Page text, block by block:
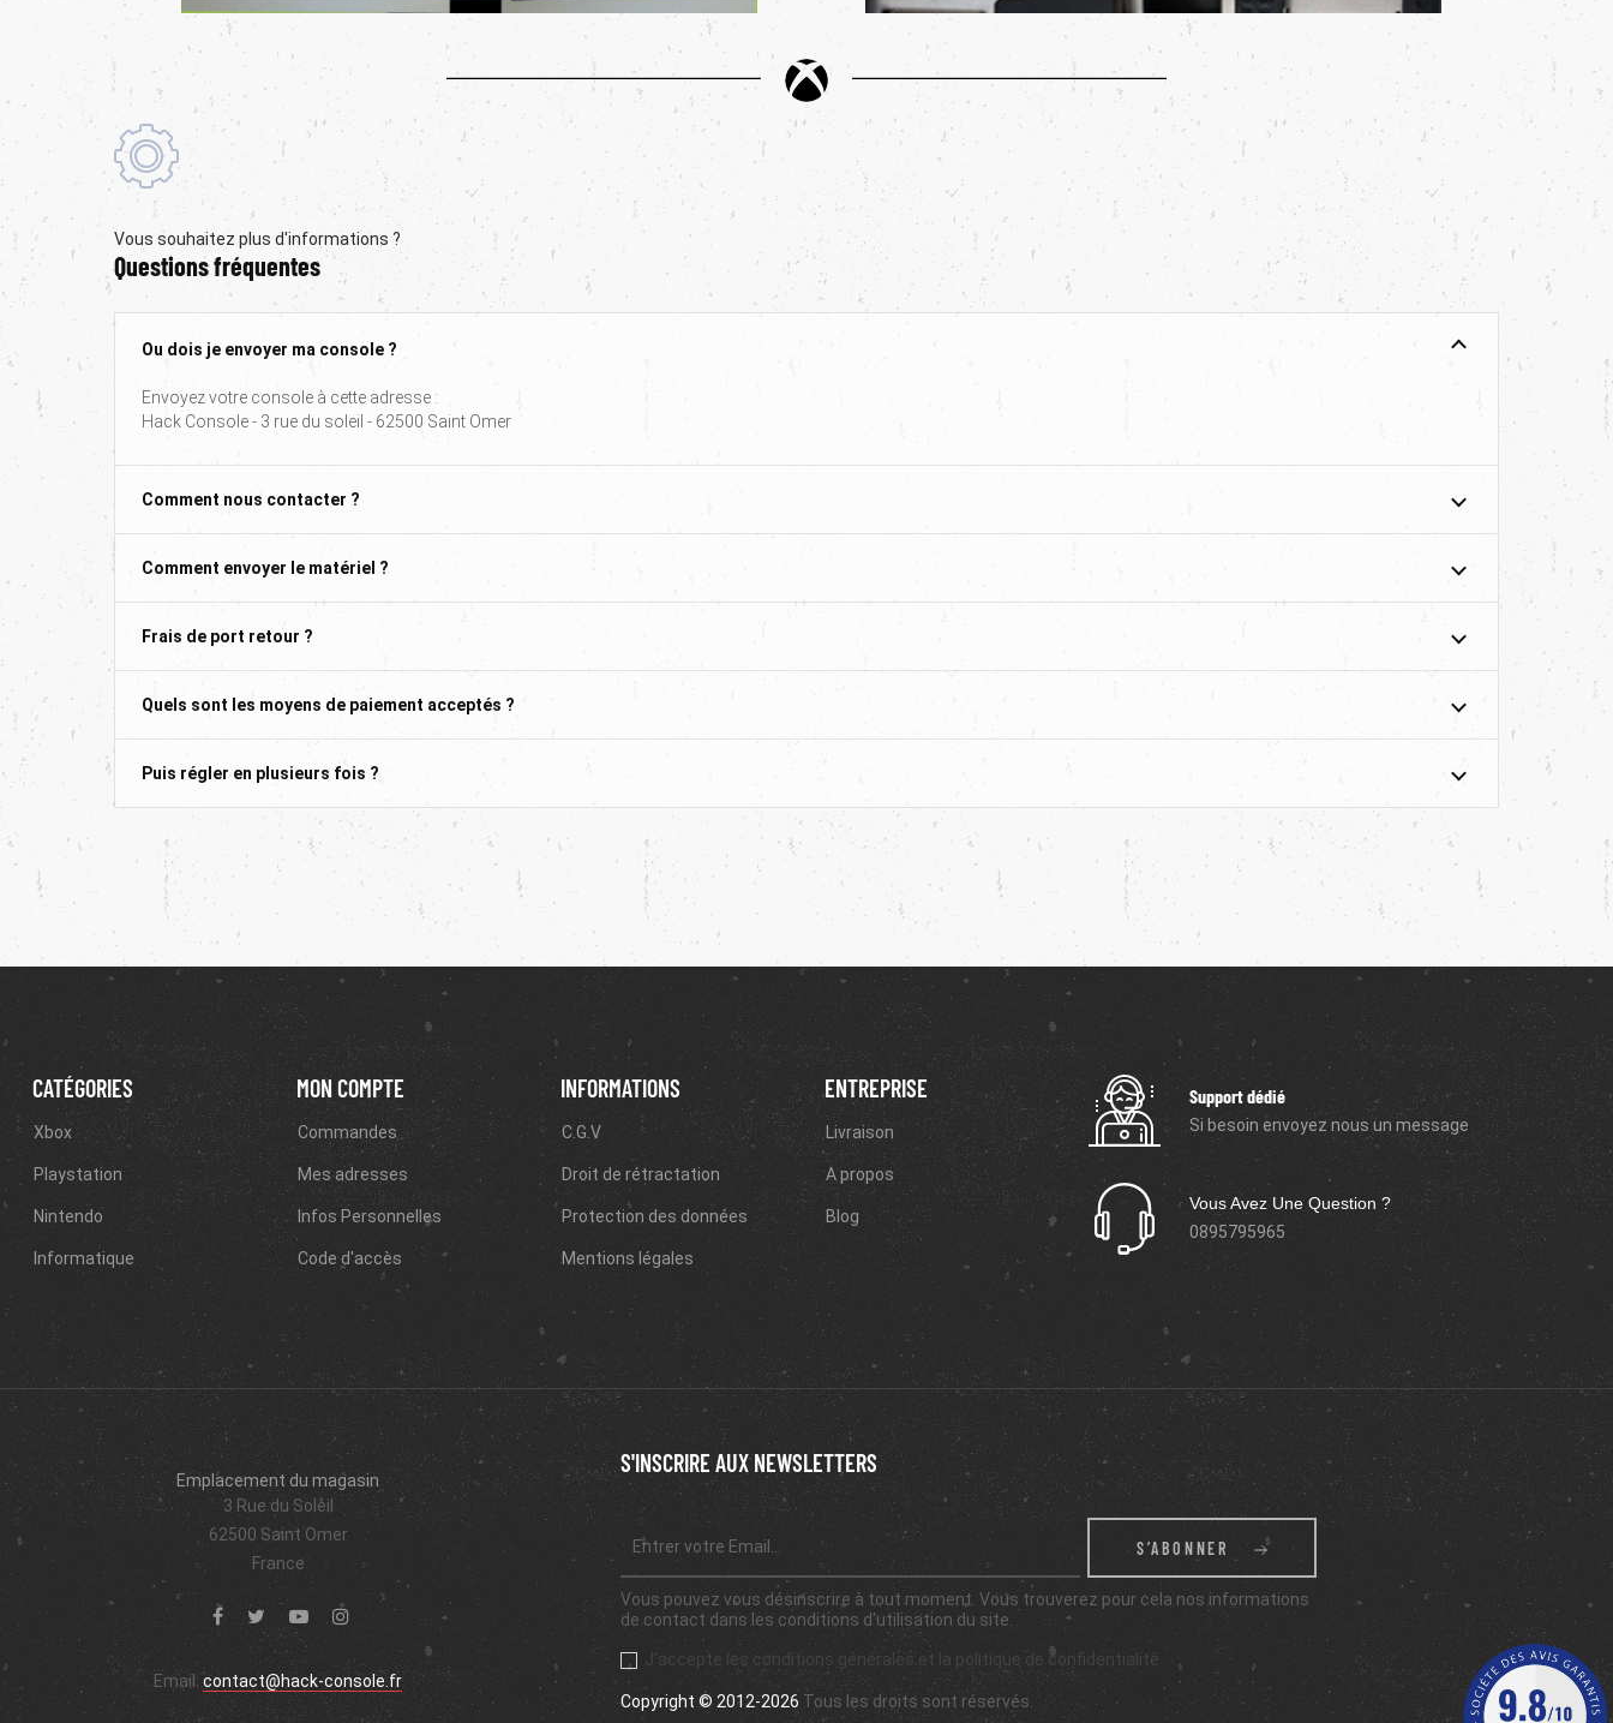
Vous souhaitez plus d'informations ?
Questions fréquentes
Ou dois je envoyer ma console ?
Envoyez votre console à cette adresse :
Hack Console - 3 rue du soleil - 62500 Saint Omer
Comment nous contacter ?
Comment envoyer le matériel ?
Frais de port retour ?
Quels sont les moyens de paiement acceptés ?
Puis régler en plusieurs fois ?
CATÉGORIES
Xbox
Playstation
Nintendo
Informatique
MON COMPTE
Commandes
Mes adresses
Infos Personnelles
Code d'accès
INFORMATIONS
C.G.V
Droit de rétractation
Protection des données
Mentions légales
ENTREPRISE
Livraison
A propos
Blog
Support dédié
Si besoin envoyez nous un message
Vous Avez Une Question ?
0895795965
Emplacement du magasin
3 Rue du Soleil
62500 Saint Omer
France
Email:contact@hack-console.fr
S'INSCRIRE AUX NEWSLETTERS
S’ABONNER
Vous pouvez vous désinscrire à tout moment. Vous trouverez pour cela nos informations
de contact dans les conditions d'utilisation du site.
J'accepte les conditions générales et la politique de confidentialité
Copyright © 2012-2026 Tous les droits sont réservés.